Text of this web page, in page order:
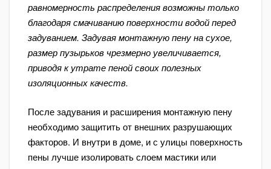
равномерность распределения возможны только
благодаря смачиванию поверхности водой перед
задуванием. Задувая монтажную пену на сухое,
размер пузырьков чрезмерно увеличивается,
приводя к утрате пеной своих полезных
изоляционных качеств.
После задувания и расширения монтажную пену
необходимо защитить от внешних разрушающих
факторов. И внутри в доме, и с улицы поверхность
пены лучше изолировать слоем мастики или